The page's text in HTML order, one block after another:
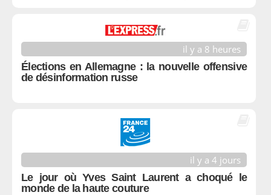
il y a 8 heures
Élections en Allemagne : la nouvelle offensive
de désinformation russe
il y a 4 jours
Le jour où Yves Saint Laurent a choqué le
monde de la haute couture